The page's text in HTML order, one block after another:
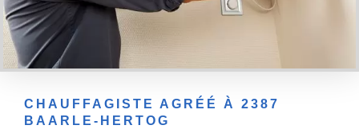
CHAUFFAGISTE AGRÉÉ À 2387
BAARLE-HERTOG